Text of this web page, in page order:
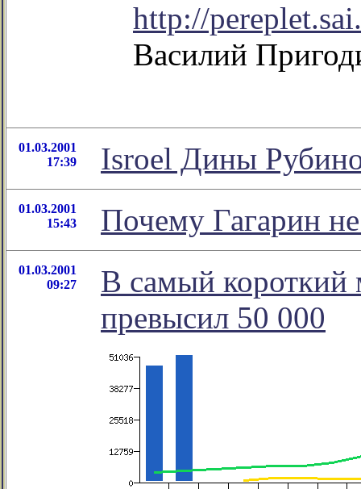
http://
Василий
01.03.2001
17:39
Isroel Дины
01.03.2001
15:43
Почему Гагарин
01.03.2001
09:27
В самый короткий
превысил 50 000